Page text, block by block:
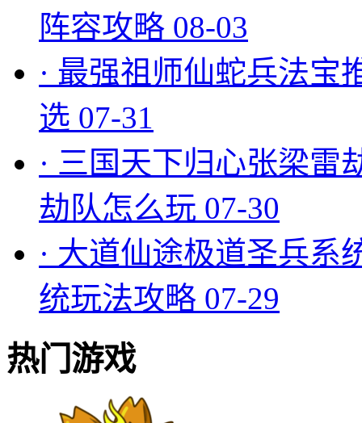
阵容攻略 08-03
· 最强祖师仙蛇兵法宝
选 07-31
· 三国天下归心张梁雷
劫队怎么玩 07-30
· 大道仙途极道圣兵系
统玩法攻略 07-29
热门游戏